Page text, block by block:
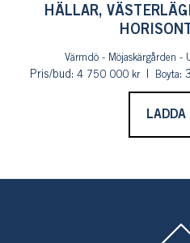
HÄLLAR,
Värmdö - Möjaskärgården -
Pris/bud: 4 750 000 kr Boyta:
LADDA